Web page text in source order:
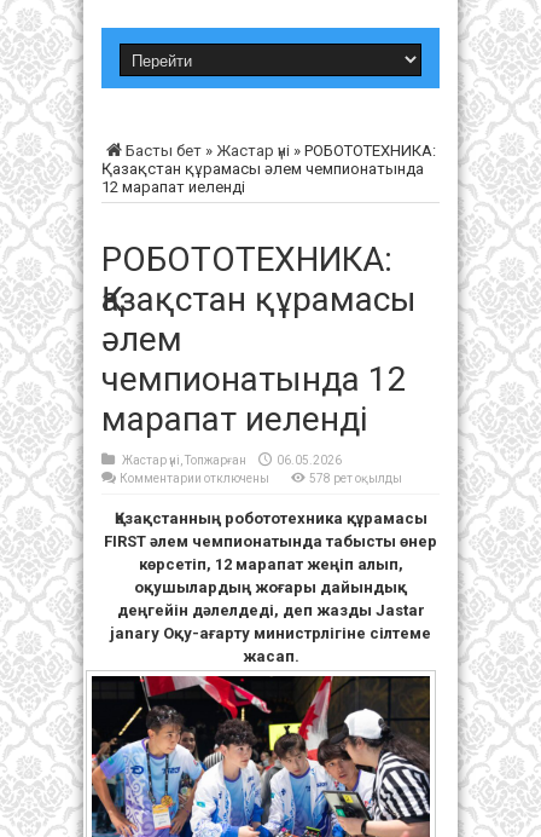
Басты бет » Жастар үні » РОБОТОТЕХНИКА:
Қазақстан құрамасы әлем чемпионатында
12 марапат иеленді
РОБОТОТЕХНИКА:
Қазақстан құрамасы
әлем
чемпионатында 12
марапат иеленді
Жастар үні Топжарған
06.05.2026
Комментарии к
Қазақстан
құрамасы
әлем
чемпионатында
12
марапат
иеленді
отключены 578 рет оқылды
Қазақстанның робототехника құрамасы
FIRST әлем чемпионатында табысты өнер
көрсетіп, 12 марапат жеңіп алып,
оқушылардың жоғары дайындық
деңгейін дәлелдеді, деп жазды Jastar
janary Оқу-ағарту министрлігіне сілтеме
жасап.